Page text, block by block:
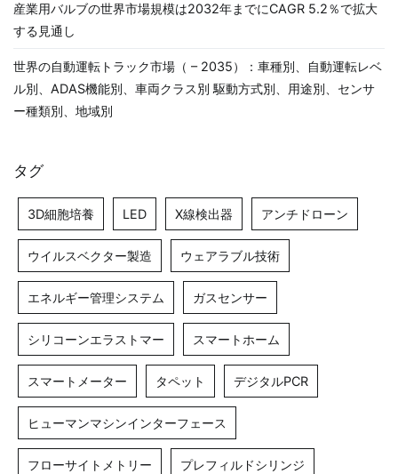
産業用バルブの世界市場規模は2032年までにCAGR 5.2％で拡大
する見通し
世界の自動運転トラック市場（ – 2035）：車種別、自動運転レベ
ル別、ADAS機能別、車両クラス別 駆動方式別、用途別、センサ
ー種類別、地域別
タグ
3D細胞培養 LED X線検出器 アンチドローン
ウイルスベクター製造 ウェアラブル技術
エネルギー管理システム ガスセンサー
シリコーンエラストマー スマートホーム
スマートメーター タペット デジタルPCR
ヒューマンマシンインターフェース
フローサイトメトリー プレフィルドシリンジ